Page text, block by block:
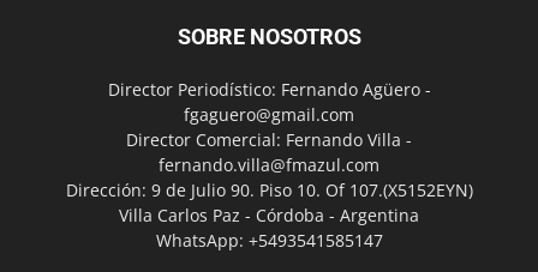
SOBRE NOSOTROS
Director Periodístico: Fernando Agüero -
fgaguero@gmail.com
Director Comercial: Fernando Villa -
fernando.villa@fmazul.com
Dirección: 9 de Julio 90. Piso 10. Of 107.(X5152EYN)
Villa Carlos Paz - Córdoba - Argentina
WhatsApp: +5493541585147